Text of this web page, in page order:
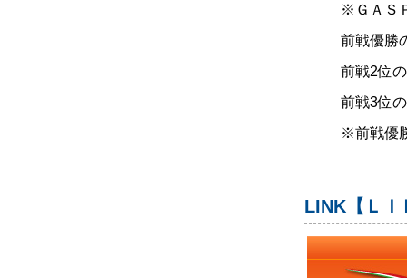
※ＧＡＳ
前戦優勝
前戦2位
前戦3位
※前戦優
LINK【ＬＩ